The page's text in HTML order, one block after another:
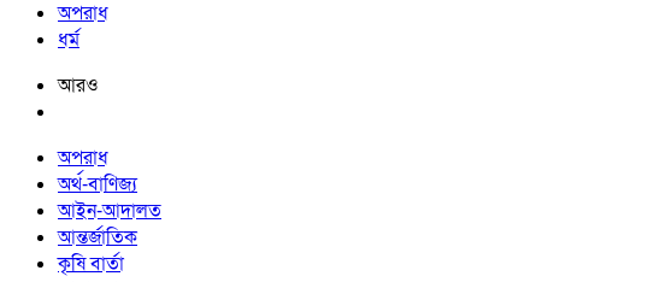
অপরাধ
ধর্ম
আরও
অপরাধ
অর্থ-বাণিজ্য
আইন-আদালত
আন্তর্জাতিক
কৃষি বার্তা